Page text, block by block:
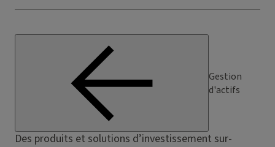
Gestion
d'actifs
Des produits et solutions d’investissement sur-